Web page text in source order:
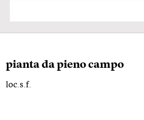
pianta da pieno campo
loc.s.f.